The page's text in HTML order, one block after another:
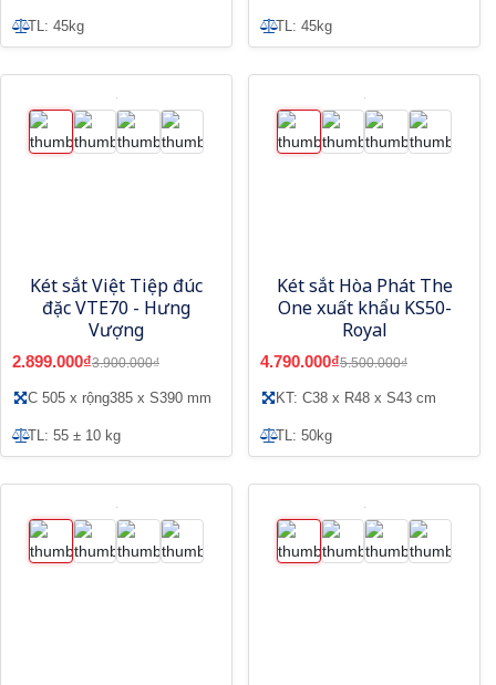
TL: 45kg TL: 45kg
Két sắt Việt Tiệp đúc
đặc VTE70 - Hưng
Vượng
2.899.000₫3.900.000₫
C 505 x rộng385 x S390 mm
TL: 55 ± 10 kg
Két sắt Hòa Phát The
One xuất khẩu KS50-
Royal
4.790.000₫5.500.000₫
KT: C38 x R48 x S43 cm
TL: 50kg